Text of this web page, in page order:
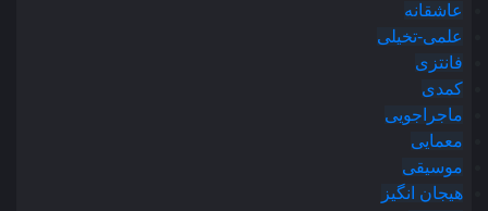
عاشقانه
علمی-تخیلی
فانتزی
کمدی
ماجراجویی
معمایی
موسیقی
هیجان انگیز